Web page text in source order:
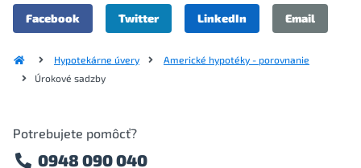
Facebook Twitter LinkedIn Email
Hypotekárne úvery
Americké hypotéky - porovnanie
Úrokové sadzby
Potrebujete pomôcť?
0948 090 040